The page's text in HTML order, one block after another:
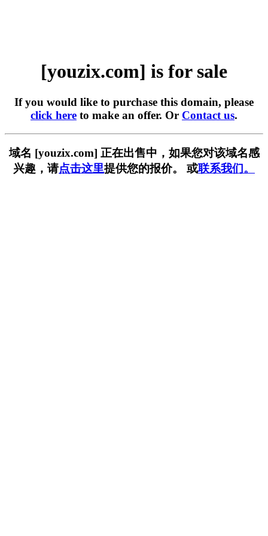
[youzix.com] is for sale
If you would like to purchase this domain, please
click here to make an offer. Or Contact us.
域名 [youzix.com] 正在出售中，如果您对该域名感
兴趣，请点击这里提供您的报价。 或联系我们。